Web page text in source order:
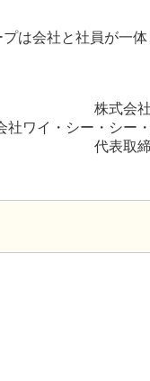
は会社と社員が一
株式会
社ワイ・シー・シー
代表取